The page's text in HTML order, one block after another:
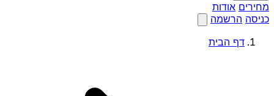
מחירים אודות
כניסה הרשמה
דף הבית